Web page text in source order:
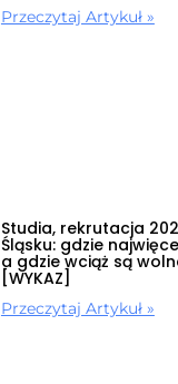
Przeczytaj Artykuł »
Studia, rekrutacja
Śląsku: gdzie
a gdzie wciąż są
[WYKAZ]
Przeczytaj Artykuł »